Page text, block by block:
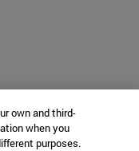
own and third-
when you
purposes.